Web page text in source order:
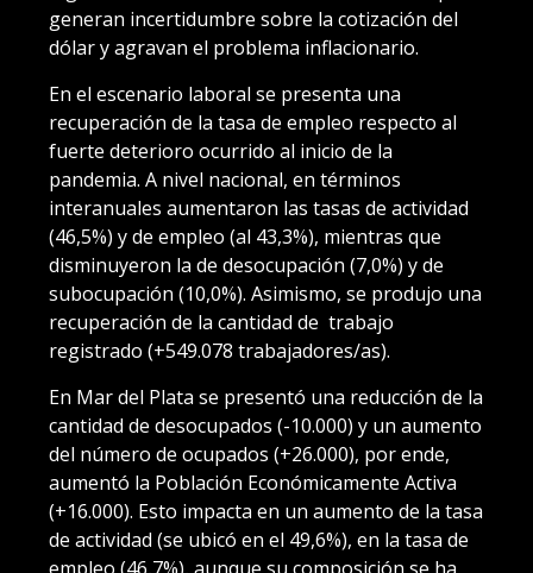
generan incertidumbre sobre la cotización del
dólar y agravan el problema inflacionario.
En el escenario laboral se presenta una
recuperación de la tasa de empleo respecto al
fuerte deterioro ocurrido al inicio de la
pandemia. A nivel nacional, en términos
interanuales aumentaron las tasas de actividad
(46,5%) y de empleo (al 43,3%), mientras que
disminuyeron la de desocupación (7,0%) y de
subocupación (10,0%). Asimismo, se produjo una
recuperación de la cantidad de trabajo
registrado (+549.078 trabajadores/as).
En Mar del Plata se presentó una reducción de la
cantidad de desocupados (-10.000) y un aumento
del número de ocupados (+26.000), por ende,
aumentó la Población Económicamente Activa
(+16.000). Esto impacta en un aumento de la tasa
de actividad (se ubicó en el 49,6%), en la tasa de